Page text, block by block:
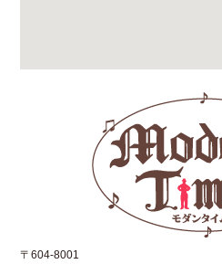
〒604-8001